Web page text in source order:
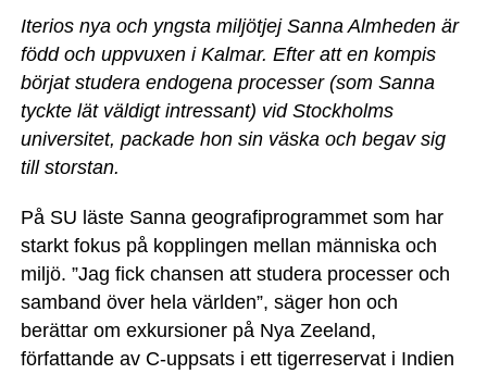
Iteriosnya och yngsta miljötjej Sanna Almheden är
född och uppvuxen i Kalmar. Efter att en kompis
börjat studera endogena processer (som Sanna
tyckte lät väldigt intressant) vid Stockholms
universitet, packade hon sin väska och begav sig
till storstan.
På SU läste Sanna geografiprogrammet som har
starkt fokus på kopplingen mellan människa och
miljö. ”Jag fick chansen att studera processer och
samband över hela världen”, säger hon och
berättar om exkursioner på Nya Zeeland,
författande av C-uppsats i ett tigerreservat i Indien